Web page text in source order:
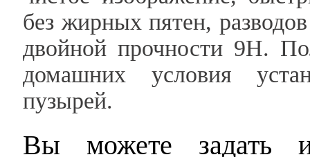
без жирных пятен,
двойной прочности 9Н.
домашних условия
пузырей.
Вы можете задать